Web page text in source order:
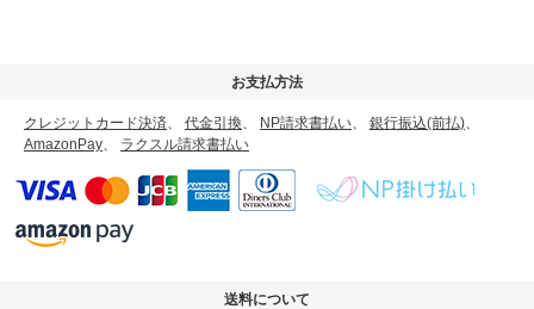
お支払方法
クレジットカード決済 代金引換 NP請求書払い 銀行振込(前払)
AmazonPay
ラクスル請求書払い
送料について